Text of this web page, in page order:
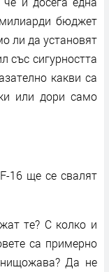
бюджет
ли да установят
със сигурността
какви са
или дори само
16 ще се свалят
те? С колко и
са примерно
Да не